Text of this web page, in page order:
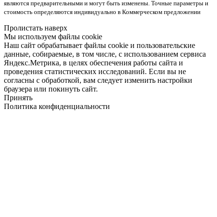
являются предварительными и могут быть изменены. Точные параметры и
стоимость определяются индивидуально в Коммерческом предложении
Пролистать наверх
Мы используем файлы cookie
Наш сайт обрабатывает файлы cookie и пользовательские
данные, собираемые, в том числе, с использованием сервиса
Яндекс.Метрика, в целях обеспечения работы сайта и
проведения статистических исследований. Если вы не
согласны с обработкой, вам следует изменить настройки
браузера или покинуть сайт.
Принять
Политика конфиденциальности